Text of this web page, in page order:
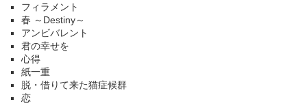
フィラメント
春 ～Destiny～
アンビバレント
君の幸せを
心得
紙一重
脱・借りて来た猫症候群
恋